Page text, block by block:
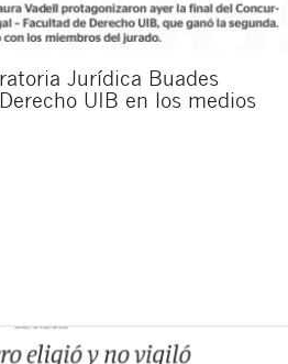
Jurídica Buades
UIB en los medios